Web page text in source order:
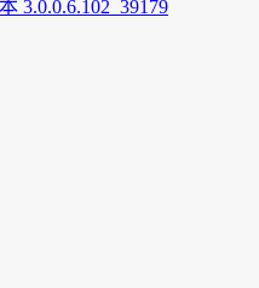
3.0.0.6.102_39179